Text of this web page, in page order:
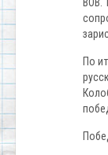
По